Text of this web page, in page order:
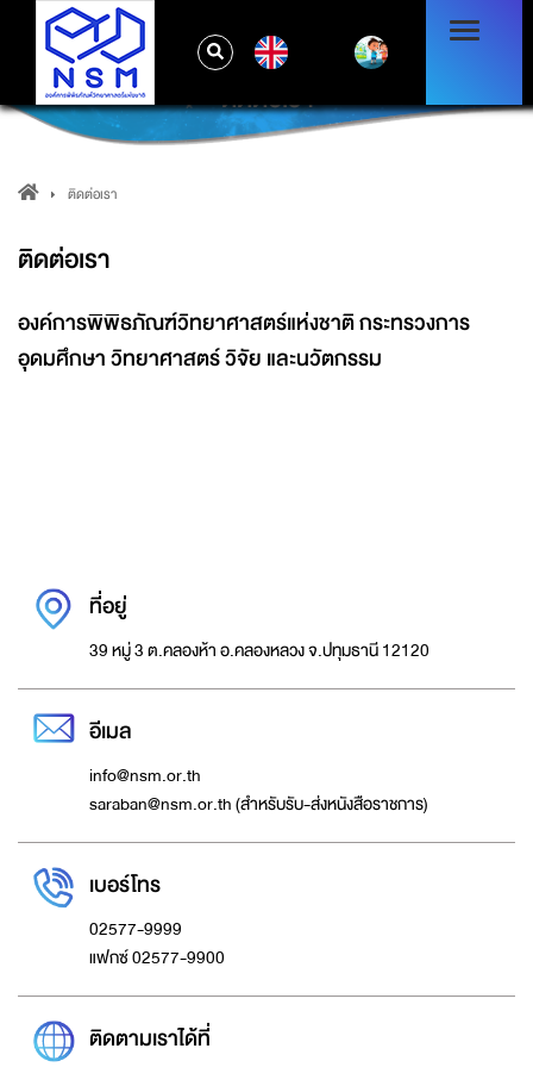
ติดต่อเรา
ติดต่อเรา
ติดต่อเรา
องค์การพิพิธภัณฑ์วิทยาศาสตร์แห่งชาติ กระทรวงการ
อุดมศึกษา วิทยาศาสตร์ วิจัย และนวัตกรรม
ที่อยู่่
39 หมู่ 3 ต.คลองห้า อ.คลองหลวง จ.ปทุมธานี 12120
อีเมล
info@nsm.or.th
saraban@nsm.or.th (สำหรับรับ-ส่งหนังสือราชการ)
เบอร์โทร
02577-9999
แฟกซ์ 02577-9900
ติดตามเราได้ที่